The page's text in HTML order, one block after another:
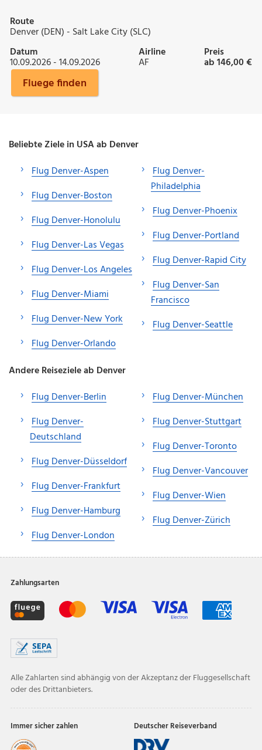
Route
Denver (DEN) - Salt Lake City (SLC)
Datum
10.09.2026 - 14.09.2026
Airline
AF
Preis
ab 146,00 €
Fluege finden
Beliebte Ziele in USA ab Denver
Flug Denver-Aspen
Flug Denver-Boston
Flug Denver-Honolulu
Flug Denver-Las Vegas
Flug Denver-Los Angeles
Flug Denver-Miami
Flug Denver-New York
Flug Denver-Orlando
Flug Denver-
Philadelphia
Flug Denver-Phoenix
Flug Denver-Portland
Flug Denver-Rapid City
Flug Denver-San
Francisco
Flug Denver-Seattle
Andere Reiseziele ab Denver
Flug Denver-Berlin
Flug Denver-
Deutschland
Flug Denver-Düsseldorf
Flug Denver-Frankfurt
Flug Denver-Hamburg
Flug Denver-London
Flug Denver-München
Flug Denver-Stuttgart
Flug Denver-Toronto
Flug Denver-Vancouver
Flug Denver-Wien
Flug Denver-Zürich